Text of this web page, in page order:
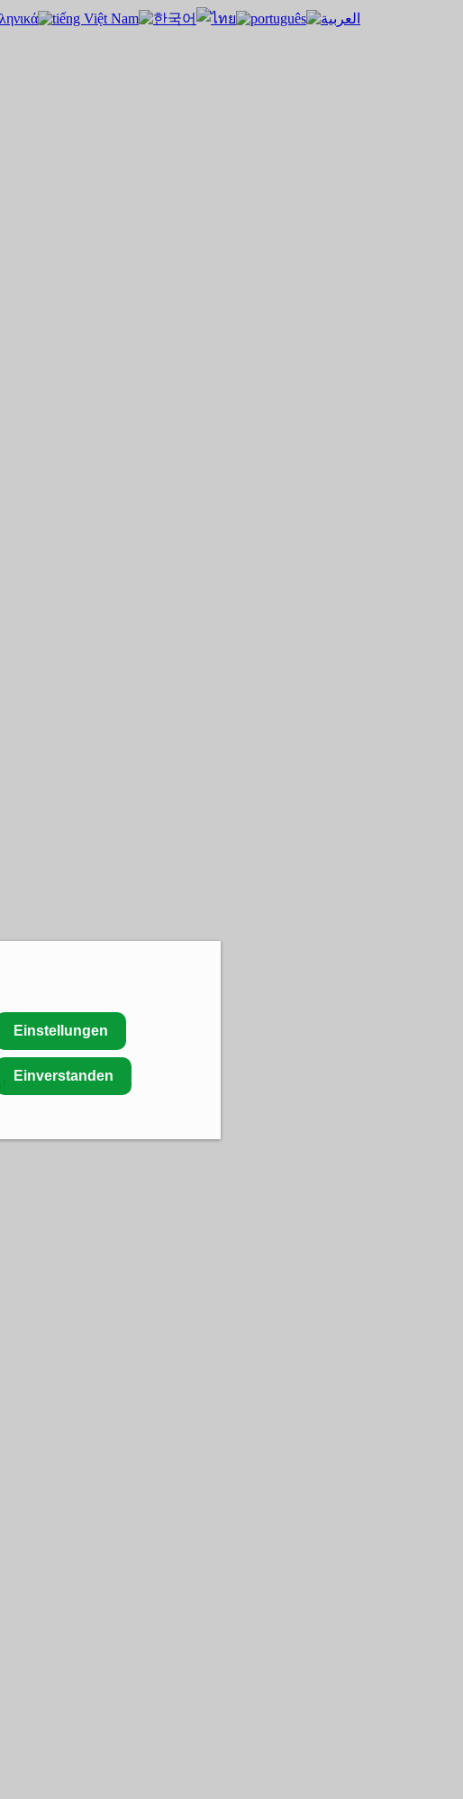
Einstellungen
Einverstanden